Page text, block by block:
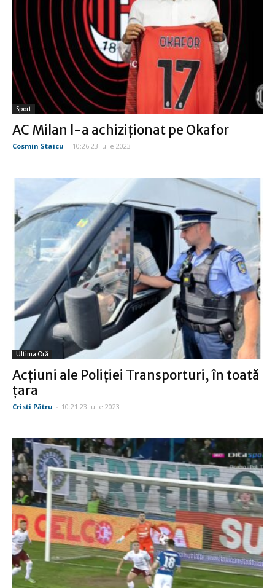
Sport
AC Milan l-a achiziţionat pe Okafor
Cosmin Staicu - 10:26 23 iulie 2023
Ultima Oră
Acţiuni ale Poliţiei Transporturi, în toată
ţara
Cristi Pătru - 10:21 23 iulie 2023